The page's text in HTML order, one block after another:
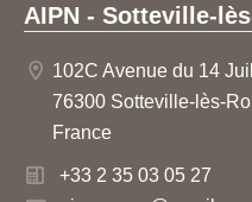
AIPN - Sotteville-
102C Avenue du 14
76300 Sotteville-lès-
France
+33 2 35 03 05 27